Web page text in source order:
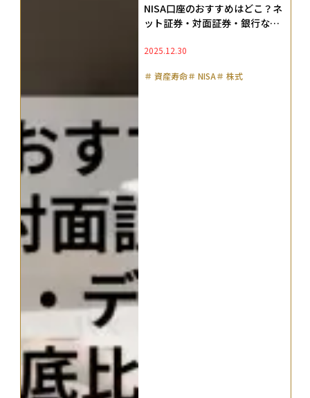
NISA口座のおすすめはどこ？ネ
ット証券・対面証券・銀行など
比較
2025.12.30
＃ 資産寿命＃ NISA＃ 株式